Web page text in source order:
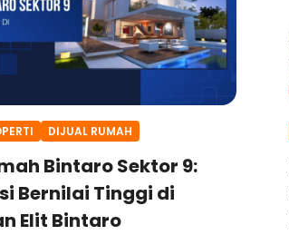
DIJUAL RUMAH
Bintaro Sektor 9:
Bernilai Tinggi di
Elit Bintaro